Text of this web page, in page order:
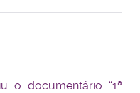
o documentário “1ª